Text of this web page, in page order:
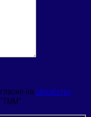
на обработку